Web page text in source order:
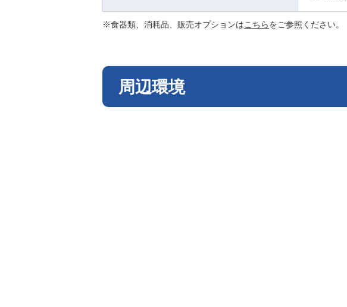
※食器類、消耗品、販売オプションはこちらをご参照ください。
周辺環境